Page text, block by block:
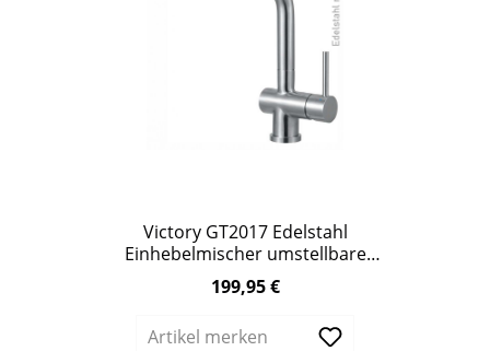
Victory GT2017 Edelstahl
Einhebelmischer umstellbare
Brause
Regulärer Preis:
199,95 €
Artikel merken